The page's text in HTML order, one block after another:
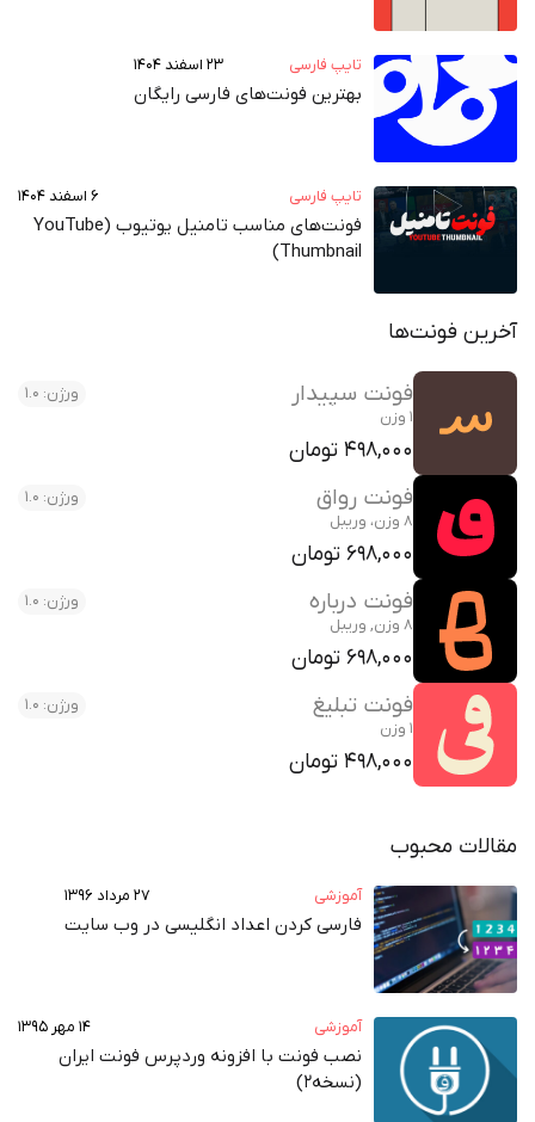
تایپ فارسی ۲۳ اسفند ۱۴۰۴
بهترین فونت‌های فارسی رایگان
تایپ فارسی ۶ اسفند ۱۴۰۴
فونت‌های مناسب تامنیل یوتیوب (YouTube
Thumbnail)
آخرین فونت‌ها
فونت سپیدار
ورژن: 1.0
1 وزن
498,000 تومان
فونت رواق
ورژن: 1.0
8 وزن، وریبل
698,000 تومان
فونت درباره
ورژن: 1.0
8 وزن, وریبل
698,000 تومان
فونت تبلیغ
ورژن: 1.0
1 وزن
498,000 تومان
مقالات محبوب
آموزشی ۲۷ مرداد ۱۳۹۶
فارسی کردن اعداد انگلیسی در وب‌ سایت
آموزشی ۱۴ مهر ۱۳۹۵
نصب فونت با افزونه وردپرس فونت ایران
(نسخه2)